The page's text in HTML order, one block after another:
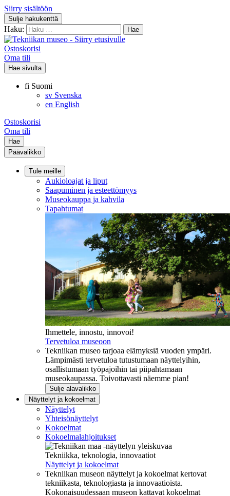
Siirry sisältöön
Sulje hakukenttä
Haku:
Ostoskorisi
Oma tili
Hae sivulta
fi Suomi
sv Svenska
en English
Ostoskorisi
Oma tili
Hae
Päävalikko
Tule meille
Aukioloajat ja liput
Saapuminen ja esteettömyys
Museokauppa ja kahvila
Tapahtumat
Ihmettele, innostu, innovoi!
Tervetuloa museoon
Tekniikan museo tarjoaa elämyksiä vuoden ympäri.
Lämpimästi tervetuloa tutustumaan näyttelyihin,
osallistumaan työpajoihin tai piipahtamaan
museokaupassa. Toivottavasti näemme pian!
Sulje alavalikko
Näyttelyt ja kokoelmat
Näyttelyt
Yhteisönäyttelyt
Kokoelmat
Kokoelmalahjoitukset
Tekniikka, teknologia, innovaatiot
Näyttelyt ja kokoelmat
Tekniikan museon näyttelyt ja kokoelmat kertovat
tekniikasta, teknologiasta ja innovaatioista.
Kokonaisuudessaan museon kattavat kokoelmat